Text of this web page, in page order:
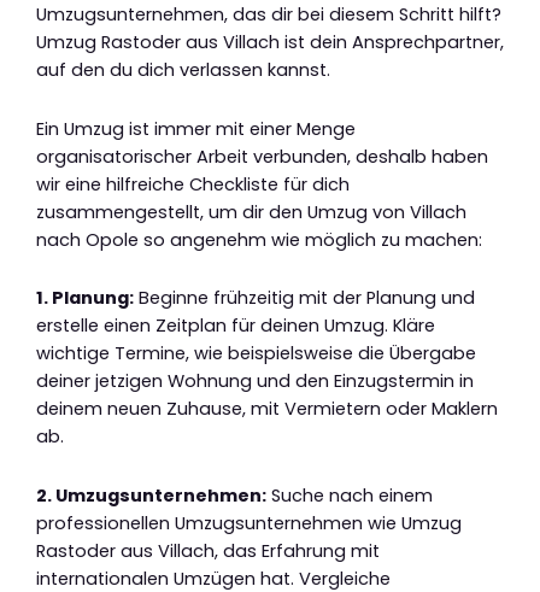
Umzugsunternehmen, das dir bei diesem Schritt hilft?
Umzug Rastoder aus Villach ist dein Ansprechpartner,
auf den du dich verlassen kannst.
Ein Umzug ist immer mit einer Menge
organisatorischer Arbeit verbunden, deshalb haben
wir eine hilfreiche Checkliste für dich
zusammengestellt, um dir den Umzug von Villach
nach Opole so angenehm wie möglich zu machen:
1. Planung: Beginne frühzeitig mit der Planung und
erstelle einen Zeitplan für deinen Umzug. Kläre
wichtige Termine, wie beispielsweise die Übergabe
deiner jetzigen Wohnung und den Einzugstermin in
deinem neuen Zuhause, mit Vermietern oder Maklern
ab.
2. Umzugsunternehmen: Suche nach einem
professionellen Umzugsunternehmen wie Umzug
Rastoder aus Villach, das Erfahrung mit
internationalen Umzügen hat. Vergleiche